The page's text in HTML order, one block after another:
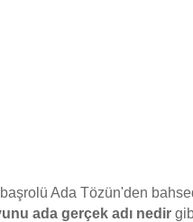
Ada Tözün'den
ada gerçek adı nedir